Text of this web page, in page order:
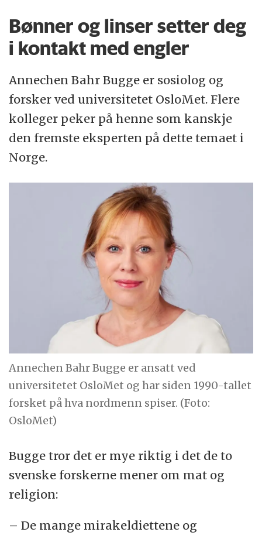
Bønner og linser setter deg
i kontakt med engler
Annechen Bahr Bugge er sosiolog og
forsker ved universitetet OsloMet. Flere
kolleger peker på henne som kanskje
den fremste eksperten på dette temaet i
Norge.
Annechen Bahr Bugge er ansatt ved
universitetet OsloMet og har siden 1990-tallet
forsket på hva nordmenn spiser. (Foto:
OsloMet)
Bugge tror det er mye riktig i det de to
svenske forskerne mener om mat og
religion:
– De mange mirakeldiettene og